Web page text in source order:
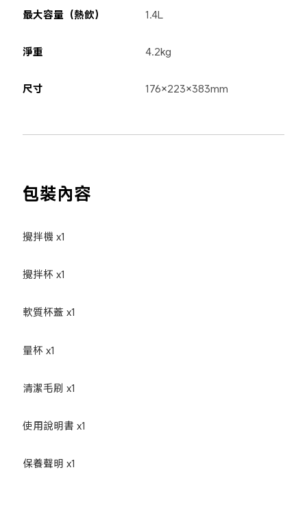
最大容量（熱飲） 1.4L
淨重 4.2kg
尺寸 176×223×383mm
包裝內容
攪拌機 x1
攪拌杯 x1
軟質杯蓋 x1
量杯 x1
清潔毛刷 x1
使用說明書 x1
保養聲明 x1